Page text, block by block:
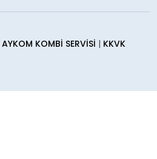
AYKOM KOMBI SERVISI | KKVK